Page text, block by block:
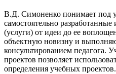
В.Д. Симоненко понимает под
самостоятельно
(услуги) от идеи до ее
объектную новизну и
консультированием педагога.
проектов позволяет
определения учебных проектов.